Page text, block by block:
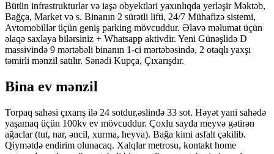
Bütün infrastrukturlar və iaşə obyektləri yaxınlıqda yerləşir Məktəb,
Bağça, Market və s. Binanın 2 sürətli lifti, 24/7 Mühafizə sistemi,
Avtomobillər üçün geniş parking mövcuddur. Əlavə məlumat üçün
əlaqə saxlaya bilərsiniz + Whatsapp aktivdir. Yeni Günəşlidə D
massivində 9 mərtəbəli binanın 1-ci mərtəbəsində, 2 otaqlı yaxşı
təmirli mənzil satılır. Sənədi Kupça, Çıxarışdır.
Bina ev mənzil
Torpaq sahəsi çıxarış ilə 24 sotdur,əslində 33 sot. Həyət yani sahədə
yaşamaq üçün 100kv ev mövcuddur. Çoxlu sayda meyvə gətirən
ağaclar (tut, nar, əncil, xurma, heyva). Bağa kimi asfalt çəkilib.
Qiymətdə endirim olunacaq. Xalqlar metrosu, kontakt home